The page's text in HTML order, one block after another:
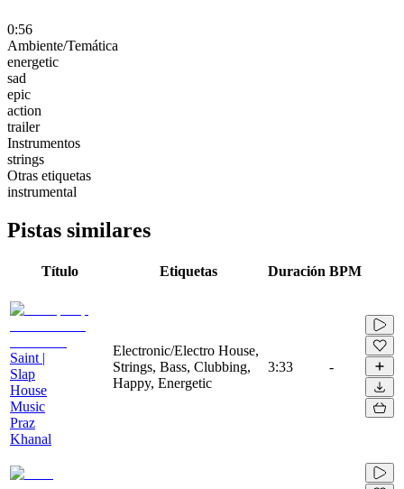
0:56
Ambiente/Temática
energetic
sad
epic
action
trailer
Instrumentos
strings
Otras etiquetas
instrumental
Pistas similares
Título Etiquetas Duración BPM
Saint |
Slap
House
Music
Praz
Khanal
Electronic/Electro House,
Strings, Bass, Clubbing,
Happy, Energetic
3:33 -